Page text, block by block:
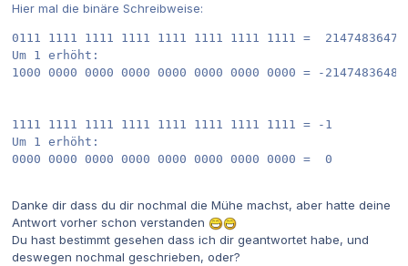
Hier mal die binäre Schreibweise:
0111 1111 1111 1111 1111 1111 1111 1111 =
Um 1 erhöht:
1000 0000 0000 0000 0000 0000 0000 0000 = -
1111 1111 1111 1111 1111 1111 1111 1111 = -1
Um 1 erhöht:
Danke dir dass du dir nochmal die Mühe machst, aber hatte deine
Antwort vorher schon verstanden
Du hast bestimmt gesehen dass ich dir geantwortet habe, und
deswegen nochmal geschrieben, oder?